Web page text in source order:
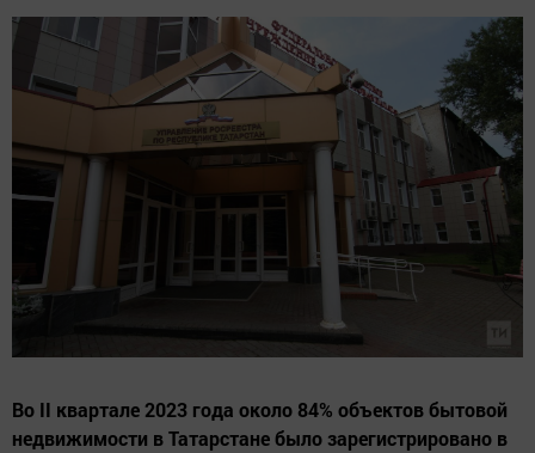
Во II квартале 2023 года около 84% объектов бытовой
недвижимости в Татарстане было зарегистрировано в